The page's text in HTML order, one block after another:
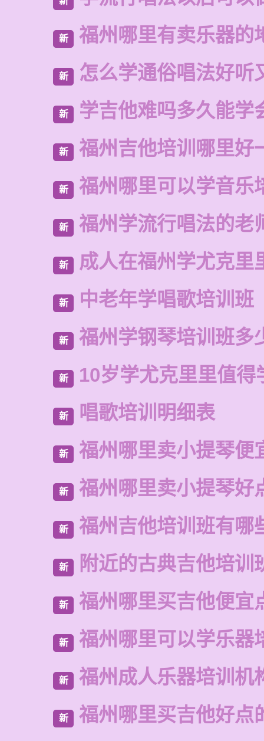
新 福州哪里有卖乐器的
新 怎么学通俗唱法好听
新 学吉他难吗多久能学
新 福州吉他培训哪里好
新 福州哪里可以学音乐
新 福州学流行唱法的老
新 成人在福州学尤克里
新 中老年学唱歌培训班
新 福州学钢琴培训班多
新 10岁学尤克里里值得
新 唱歌培训明细表
新 福州哪里卖小提琴便
新 福州哪里卖小提琴好
新 福州吉他培训班有哪
新 附近的古典吉他培训
新 福州哪里买吉他便宜
新 福州哪里可以学乐器
新 福州成人乐器培训机
新 福州哪里买吉他好点